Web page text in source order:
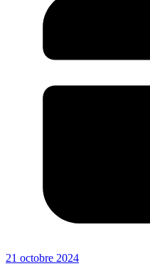
21 octobre 2024